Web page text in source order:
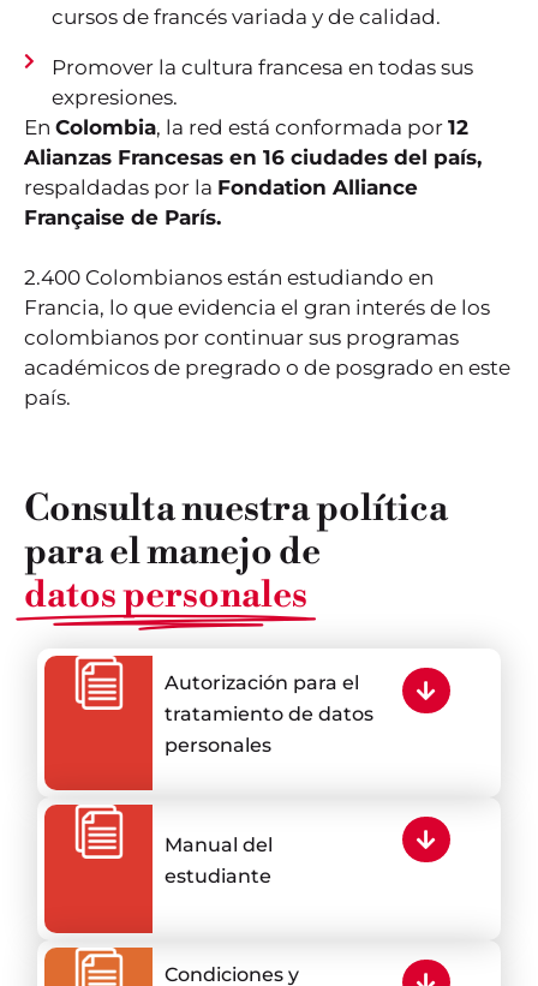
cursos de francés variada y de calidad.
Promover la cultura francesa en todas sus
expresiones.
En Colombia, la red está conformada por 12
Alianzas Francesas en 16 ciudades del país,
respaldadas por la Fondation Alliance
Française de París.
2.400 Colombianos están estudiando en
Francia, lo que evidencia el gran interés de los
colombianos por continuar sus programas
académicos de pregrado o de posgrado en este
país.
Consulta nuestra política
para el manejo de
datos personales
Autorización para el
tratamiento de datos
personales
Manual del
estudiante
Condiciones y